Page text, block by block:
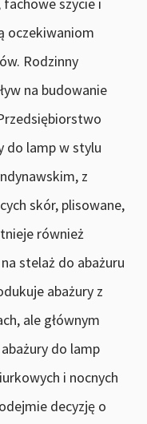
oczekiwaniom
Rodzinny
na budowanie
do lamp w stylu
z
skór, plisowane,
również
stelaż do abażuru
abażury z
ale głównym
do lamp
i nocnych
decyzję o